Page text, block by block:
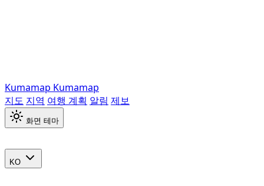
Kumamap Kumamap
지도 지역 여행 계획 알림 제보
화면 테마
KO